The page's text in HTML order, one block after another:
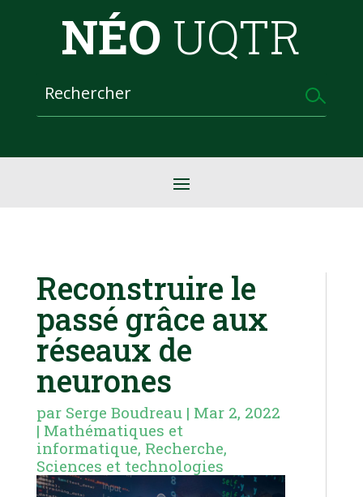
NÉO UQTR
Reconstruire le
passé grâce aux
réseaux de
neurones
par Serge Boudreau| Mar 2, 2022
| Mathématiques et
informatique, Recherche,
Sciences et technologies